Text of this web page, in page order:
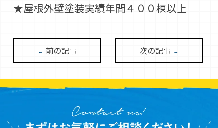
★屋根外壁塗装実績年間４００棟以上
← 前の記事 次の記事 →